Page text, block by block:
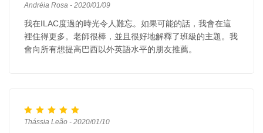
Andréia Rosa - 2020/01/09
我在ILAC度過的時光令人難忘。如果可能的話，我會在這
裡住得更多。老師很棒，並且很好地解釋了班級的主題。我
會向所有想提高巴西以外英語水平的朋友推薦。
Thássia Leão - 2020/01/10